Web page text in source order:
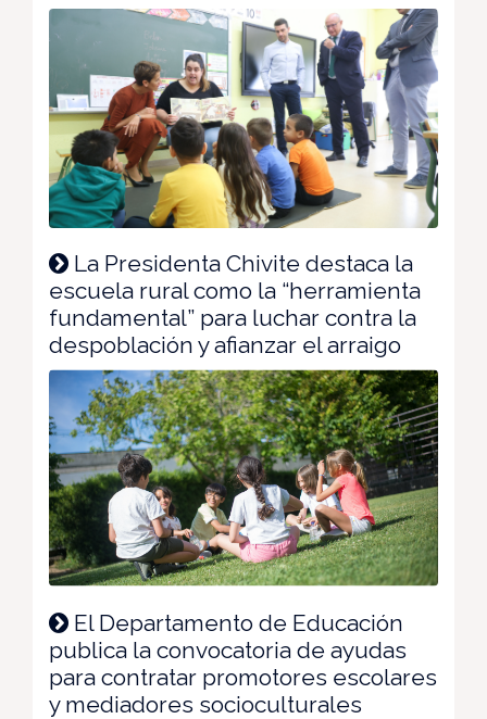
La Presidenta Chivite destaca la
escuela rural como la “herramienta
fundamental” para luchar contra la
despoblación y afianzar el arraigo
El Departamento de Educación
publica la convocatoria de ayudas
para contratar promotores escolares
y mediadores socioculturales